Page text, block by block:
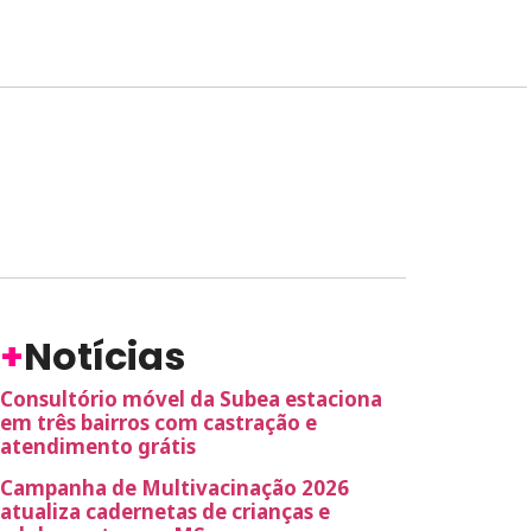
+Notícias
Consultório móvel da Subea estaciona
em três bairros com castração e
atendimento grátis
Campanha de Multivacinação 2026
atualiza cadernetas de crianças e